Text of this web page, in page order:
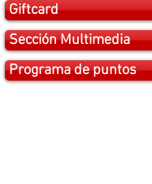
Giftcard
Sección Multimedia
Programa de puntos